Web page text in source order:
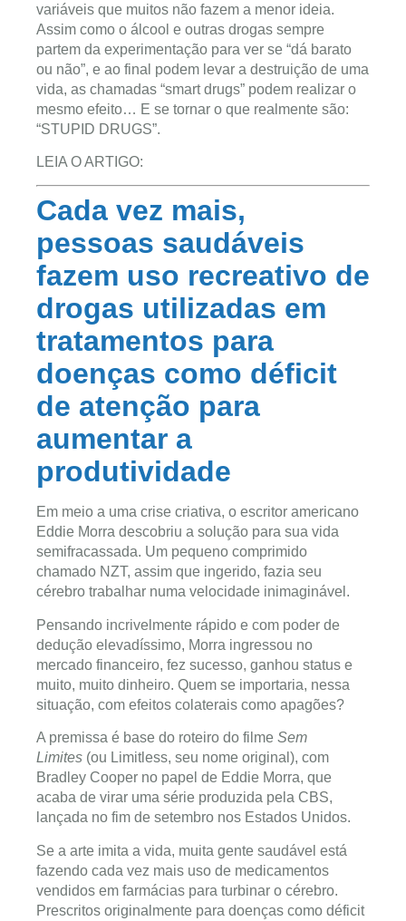
variáveis que muitos não fazem a menor ideia.
Assim como o álcool e outras drogas sempre
partem da experimentação para ver se “dá barato
ou não”, e ao final podem levar a destruição de uma
vida, as chamadas “smart drugs” podem realizar o
mesmo efeito… E se tornar o que realmente são:
“STUPID DRUGS”.
LEIA O ARTIGO:
Cada vez mais,
pessoas saudáveis
fazem uso recreativo de
drogas utilizadas em
tratamentos para
doenças como déficit
de atenção para
aumentar a
produtividade
Em meio a uma crise criativa, o escritor americano
Eddie Morra descobriu a solução para sua vida
semifracassada. Um pequeno comprimido
chamado NZT, assim que ingerido, fazia seu
cérebro trabalhar numa velocidade inimaginável.
Pensando incrivelmente rápido e com poder de
dedução elevadíssimo, Morra ingressou no
mercado financeiro, fez sucesso, ganhou status e
muito, muito dinheiro. Quem se importaria, nessa
situação, com efeitos colaterais como apagões?
A premissa é base do roteiro do filme Sem
Limites (ou Limitless, seu nome original), com
Bradley Cooper no papel de Eddie Morra, que
acaba de virar uma série produzida pela CBS,
lançada no fim de setembro nos Estados Unidos.
Se a arte imita a vida, muita gente saudável está
fazendo cada vez mais uso de medicamentos
vendidos em farmácias para turbinar o cérebro.
Prescritos originalmente para doenças como déficit